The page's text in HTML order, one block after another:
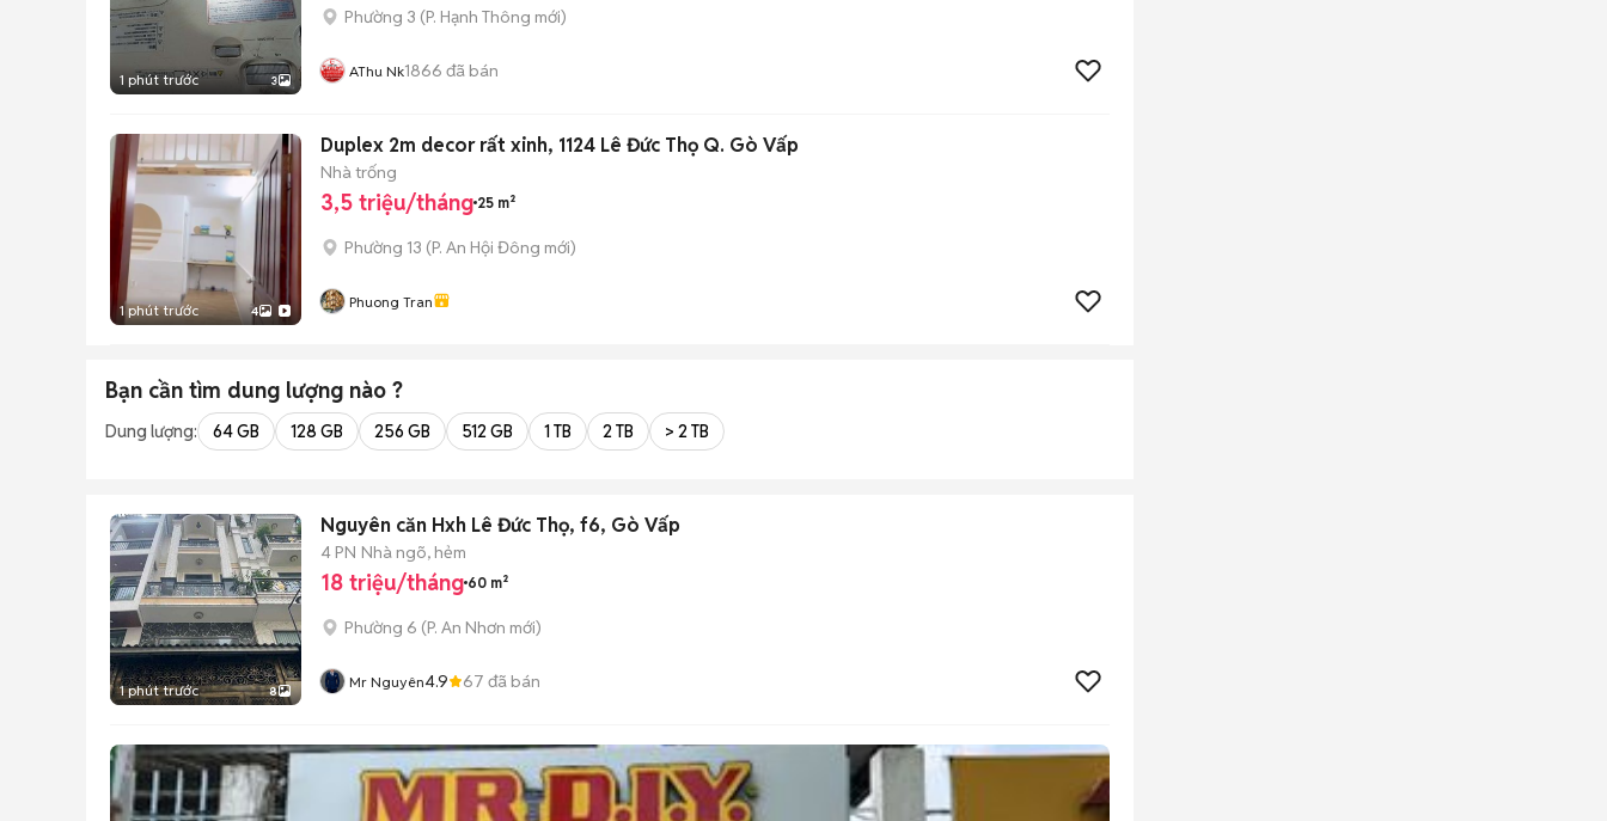
1 phút trước 3
Phường 3 (P. Hạnh Thông mới)
AThu Nk1866 đã bán
1 phút trước 4
Duplex 2m decor rất xinh, 1124 Lê Đức Thọ Q. Gò Vấp
Nhà trống
3,5 triệu/tháng 25 m²
Phường 13 (P. An Hội Đông mới)
Phuong Tran
Bạn cần tìm dung lượng nào ?
Dung lượng: 64 GB 128 GB 256 GB 512 GB 1 TB 2 TB > 2 TB
1 phút trước 8
Nguyên căn Hxh Lê Đức Thọ, f6, Gò Vấp
4 PN Nhà ngõ, hẻm
18 triệu/tháng 60 m²
Phường 6 (P. An Nhơn mới)
Mr Nguyên4.9 67 đã bán